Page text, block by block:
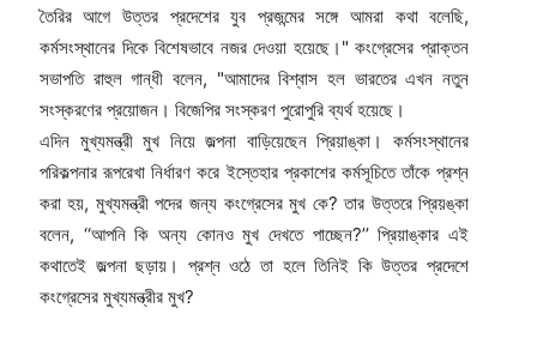
তৈরির আগে উত্তর প্রদেশের যুব প্রজন্মের সঙ্গে আমরা কথা বলেছি,
কর্মসংস্থানের দিকে বিশেষভাবে নজর দেওয়া হয়েছে।" কংগ্রেসের প্রাক্তন
সভাপতি রাহুল গান্ধী বলেন, "আমাদের বিশ্বাস হল ভারতের এখন নতুন
সংস্করণের প্রয়োজন। বিজেপির সংস্করণ পুরোপুরি ব্যর্থ হয়েছে।
এদিন মুখ্যমন্ত্রী মুখ নিয়ে জল্পনা বাড়িয়েছেন প্রিয়াঙ্কা। কর্মসংস্থানের
পরিকল্পনার রূপরেখা নির্ধারণ করে ইস্তেহার প্রকাশের কর্মসূচিতে তাঁকে প্রশ্ন
করা হয়, মুখ্যমন্ত্রী পদের জন্য কংগ্রেসের মুখ কে? তার উত্তরে প্রিয়ঙ্কা
বলেন, ‘‘আপনি কি অন্য কোনও মুখ দেখতে পাচ্ছেন?’’ প্রিয়াঙ্কার এই
কথাতেই জল্পনা ছড়ায়। প্রশ্ন ওঠে তা হলে তিনিই কি উত্তর প্রদেশে
কংগ্রেসের মুখ্যমন্ত্রীর মুখ?